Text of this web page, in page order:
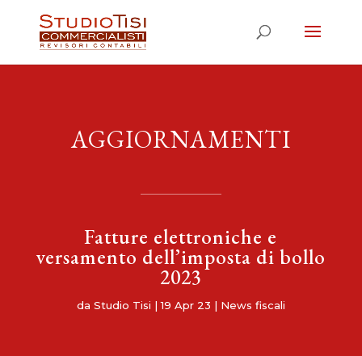
AGGIORNAMENTI
Fatture elettroniche e
versamento dell’imposta di bollo
2023
da Studio Tisi |19 Apr 23 | News fiscali